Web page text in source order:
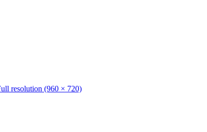
resolution (960 × 720)